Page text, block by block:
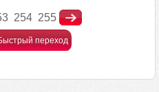
254 255
переход